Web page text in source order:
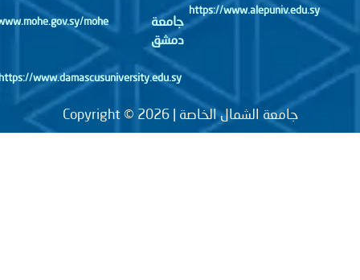
https://www.alepuniv.edu.sy
جامعة
دمشق
http://www.mohe.gov.sy/mohe
جامعة الشمال الخاصة | Copyright © 2026